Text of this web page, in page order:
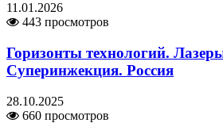
11.01.2026
443 просмотров
Горизонты технологий.
Суперинжекция. Россия
28.10.2025
660 просмотров